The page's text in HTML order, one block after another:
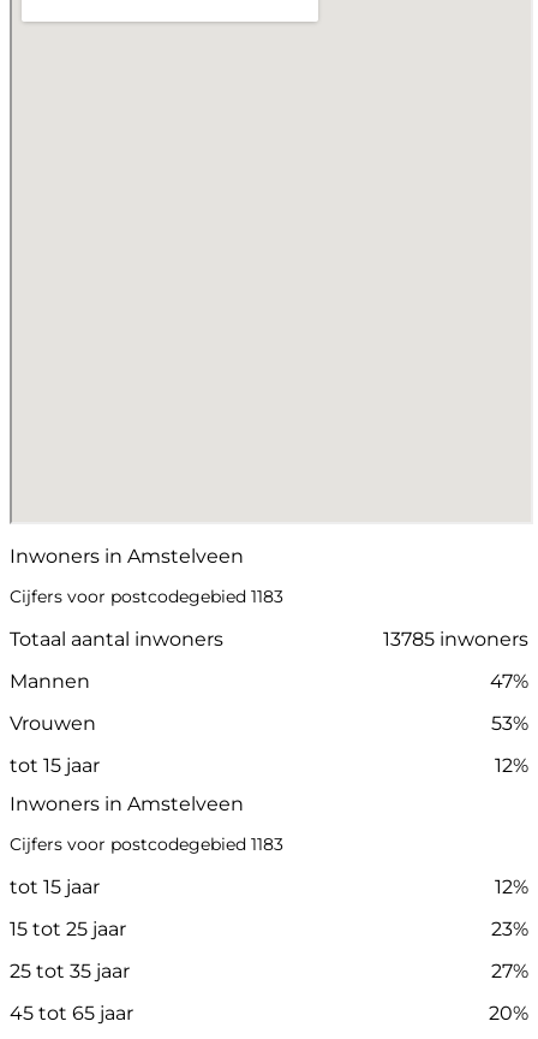
Inwoners in Amstelveen
Cijfers voor postcodegebied 1183
Totaal aantal inwoners
13785 inwoners
Mannen
47%
Vrouwen
53%
tot 15 jaar
12%
Inwoners in Amstelveen
Cijfers voor postcodegebied 1183
tot 15 jaar
12%
15 tot 25 jaar
23%
25 tot 35 jaar
27%
45 tot 65 jaar
20%